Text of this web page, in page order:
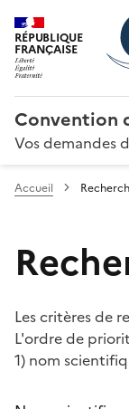
RÉPUBLIQUE
FRANÇAISE
Convention
Vos demandes
Accueil
Les critères de
L'ordre de
1) nom